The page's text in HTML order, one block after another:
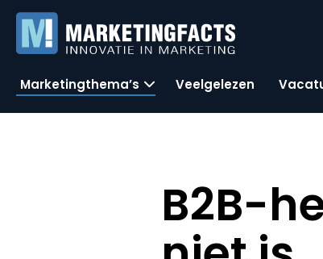
Marketingthema’s Veelgelezen
B2B-